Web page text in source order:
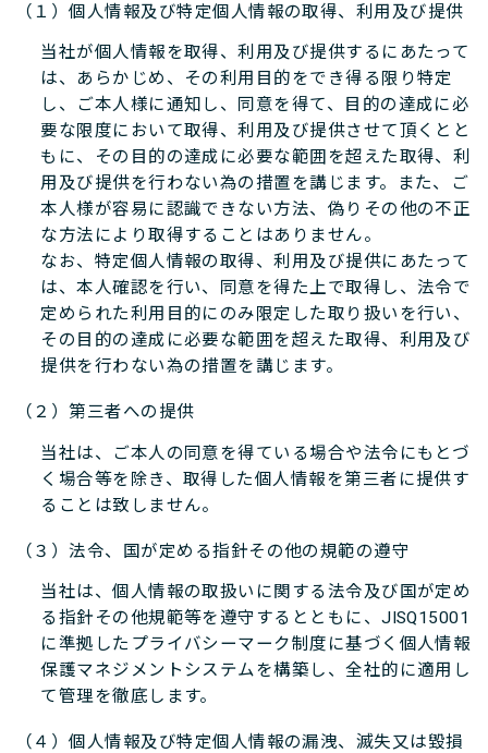
（１）個人情報及び特定個人情報の取得、利用及び提供
当社が個人情報を取得、利用及び提供するにあたって
は、あらかじめ、その利用目的をでき得る限り特定
し、ご本人様に通知し、同意を得て、目的の達成に必
要な限度において取得、利用及び提供させて頂くとと
もに、その目的の達成に必要な範囲を超えた取得、利
用及び提供を行わない為の措置を講じます。また、ご
本人様が容易に認識できない方法、偽りその他の不正
な方法により取得することはありません。
なお、特定個人情報の取得、利用及び提供にあたって
は、本人確認を行い、同意を得た上で取得し、法令で
定められた利用目的にのみ限定した取り扱いを行い、
その目的の達成に必要な範囲を超えた取得、利用及び
提供を行わない為の措置を講じます。
（２）第三者への提供
当社は、ご本人の同意を得ている場合や法令にもとづ
く場合等を除き、取得した個人情報を第三者に提供す
ることは致しません。
（３）法令、国が定める指針その他の規範の遵守
当社は、個人情報の取扱いに関する法令及び国が定め
る指針その他規範等を遵守するとともに、JISQ15001
に準拠したプライバシーマーク制度に基づく個人情報
保護マネジメントシステムを構築し、全社的に適用し
て管理を徹底します。
（４）個人情報及び特定個人情報の漏洩、滅失又は毀損